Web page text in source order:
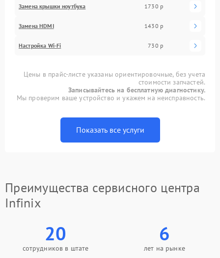
Замена крышки ноутбука 1730 р
Замена HDMI 1430 р
Настройка Wi-Fi 730 р
Цены в прайс-листе указаны ориентировочные, без учета
стоимости запчастей.
Записывайтесь на бесплатную диагностику.
Мы проверим ваше устройство и укажем на неисправность.
Показать все услуги
Преимущества сервисного центра
Infinix
20
сотрудников в штате
6
лет на рынке